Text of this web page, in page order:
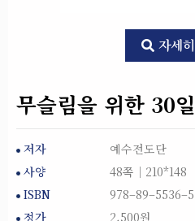
자세
무슬림을 위한 30
저자
예수전도단
사양
48쪽│210*148
ISBN
정가
2,500원